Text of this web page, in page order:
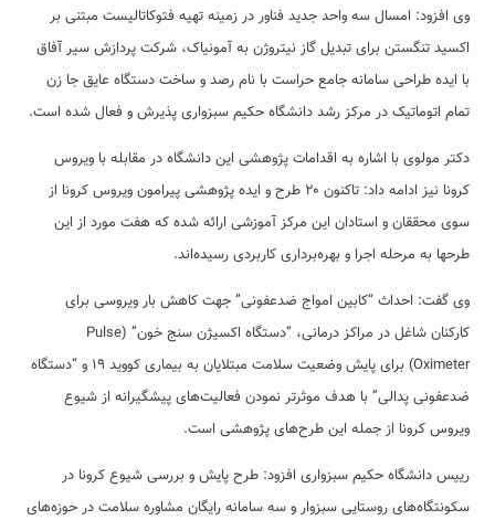
وی افزود: امسال سه واحد جدید فناور در زمینه تهیه فتوکاتالیست مبتنی بر
اکسید تنگستن برای تبدیل گاز نیتروژن به آمونیاک، شرکت پردازش سیر آفاق
با ایده طراحی سامانه جامع حراست با نام رصد و ساخت دستگاه عایق جا زن
تمام اتوماتیک در مرکز رشد دانشگاه حکیم سبزواری پذیرش و فعال شده است.
دکتر مولوی با اشاره به اقدامات پژوهشی این دانشگاه در مقابله با ویروس
کرونا نیز ادامه داد: تاکنون ۲۰ طرح و ایده پژوهشی پیرامون ویروس کرونا از
سوی محققان و استادان این مرکز آموزشی ارائه شده که هفت مورد از این
طرحها به مرحله اجرا و بهره‌برداری کاربردی رسیده‌اند.
وی گفت: احداث “کابین امواج ضدعفونی” جهت کاهش بار ویروسی برای
کارکنان شاغل در مراکز درمانی، “دستگاه اکسیژن سنج خون” (Pulse
Oximeter) برای پایش وضعیت سلامت مبتلایان به بیماری کووید ۱۹ و “دستگاه
ضدعفونی پدالی” با هدف موثرتر نمودن فعالیت‌های پیشگیرانه از شیوع
ویروس کرونا از جمله این طرح‌های پژوهشی است.
رییس دانشگاه حکیم سبزواری افزود: طرح پایش و بررسی شیوع کرونا در
سکونتگاه‌های روستایی سبزوار و سه سامانه رایگان مشاوره سلامت در حوزه‌های